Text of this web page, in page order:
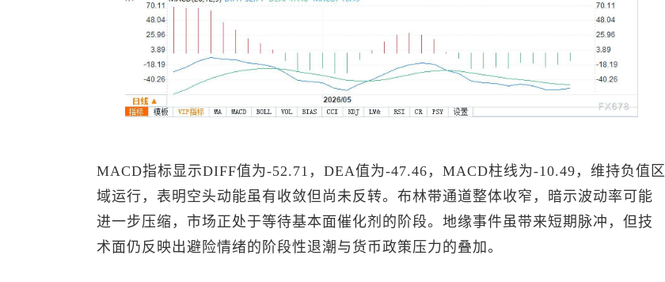
MACD指标显示DIFF值为-52.71，DEA值为-47.46，MACD柱线为-10.49，维持负值区
域运行，表明空头动能虽有收敛但尚未反转。布林带通道整体收窄，暗示波动率可能
进一步压缩，市场正处于等待基本面催化剂的阶段。地缘事件虽带来短期脉冲，但技
术面仍反映出避险情绪的阶段性退潮与货币政策压力的叠加。